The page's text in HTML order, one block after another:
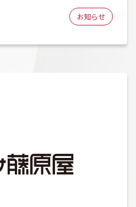
目的とした「会社案内作
してまいりました。 「会
おける、読み手の想定は
お知らせ